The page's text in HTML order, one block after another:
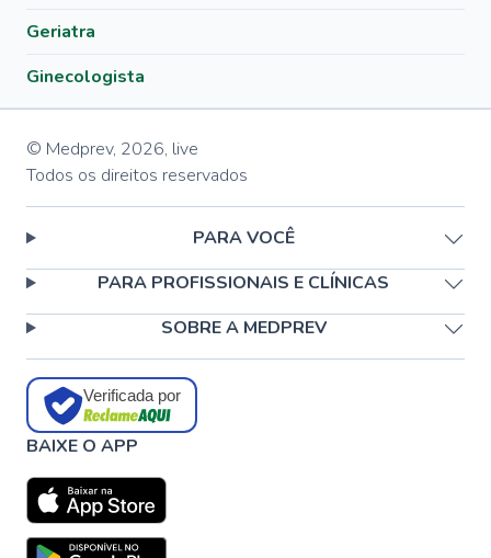
Geriatra
Ginecologista
© Medprev, 2026, live
Todos os direitos reservados
PARA VOCÊ
PARA PROFISSIONAIS E CLÍNICAS
SOBRE A MEDPREV
Verificada por
BAIXE O APP